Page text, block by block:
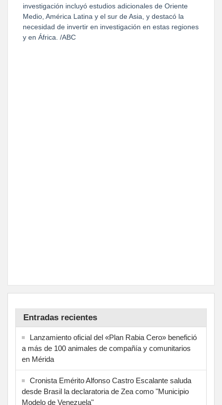
investigación incluyó estudios adicionales de Oriente
Medio, América Latina y el sur de Asia, y destacó la
necesidad de invertir en investigación en estas regiones
y en África. /ABC
Entradas recientes
Lanzamiento oficial del «Plan Rabia Cero» benefició
a más de 100 animales de compañía y comunitarios
en Mérida
Cronista Emérito Alfonso Castro Escalante saluda
desde Brasil la declaratoria de Zea como "Municipio
Modelo de Venezuela"